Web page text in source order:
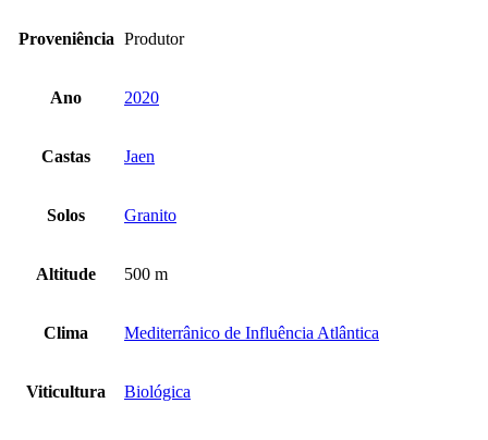
Proveniência Produtor
Ano 2020
Castas Jaen
Solos Granito
Altitude 500 m
Clima Mediterrânico de Influência Atlântica
Viticultura Biológica